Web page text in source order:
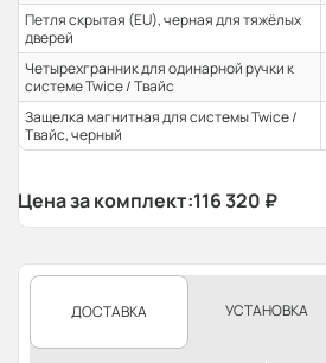
Петля скрытая (EU), черная для тяжёлых
дверей
Четырехгранник для одинарной ручки к
системе Twice / Твайс
Защелка магнитная для системы Twice /
Твайс, черный
Цена за комплект:116 320 ₽
ДОСТАВКА УСТАНОВКА